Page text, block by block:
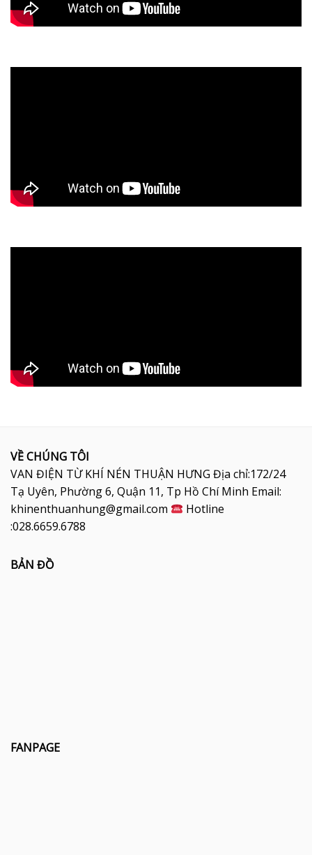
VỀ CHÚNG TÔI
VAN ĐIỆN TỪ KHÍ NÉN THUẬN HƯNG Địa chỉ:172/24
Tạ Uyên, Phường 6, Quận 11, Tp Hồ Chí Minh Email:
khinenthuanhung@gmail.com
Hotline
:028.6659.6788
BẢN ĐỒ
FANPAGE